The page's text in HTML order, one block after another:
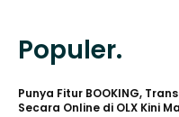
Populer.
Punya Fitur BOOKING,
Secara Online di OLX Kini